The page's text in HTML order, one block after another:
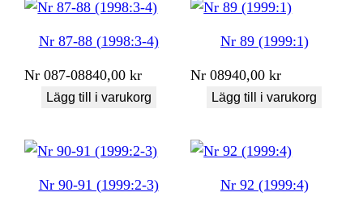
Nr 87-88 (1998:3-4)
Nr 087-08840,00kr
Lägg till i varukorg
Nr 89 (1999:1)
Nr 08940,00kr
Lägg till i varukorg
Nr 90-91 (1999:2-3) Nr 92 (1999:4)